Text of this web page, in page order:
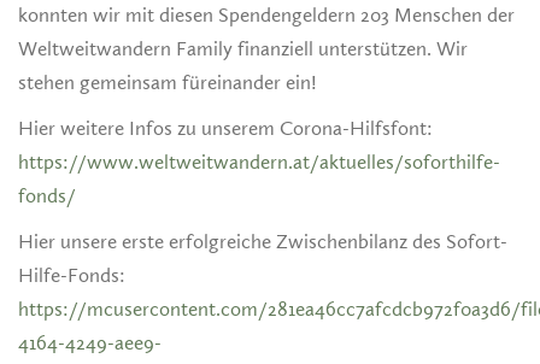
konnten wir mit diesen Spendengeldern 203 Menschen der
Weltweitwandern Family finanziell unterstützen. Wir
stehen gemeinsam füreinander ein!
Hier weitere Infos zu unserem Corona-Hilfsfont:
https://www.weltweitwandern.at/aktuelles/soforthilfe-
fonds/
Hier unsere erste erfolgreiche Zwischenbilanz des Sofort-
Hilfe-Fonds:
https://mcusercontent.com/281ea46cc7afcdcb972f0a3d6/
4164-4249-aee9-